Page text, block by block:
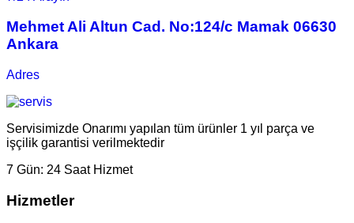
Mehmet Ali Altun Cad. No:124/c Mamak 06630
Ankara
Adres
Servisimizde Onarımı yapılan tüm ürünler 1 yıl parça ve
işçilik garantisi verilmektedir
7 Gün: 24 Saat Hizmet
Hizmetler